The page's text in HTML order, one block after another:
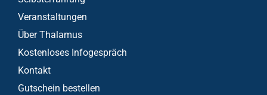
Veranstaltungen
Über Thalamus
Kostenloses Infogespräch
Kontakt
Gutschein bestellen